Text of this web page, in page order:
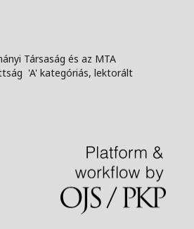
Társaság és az MTA
'A' kategóriás, lektorált